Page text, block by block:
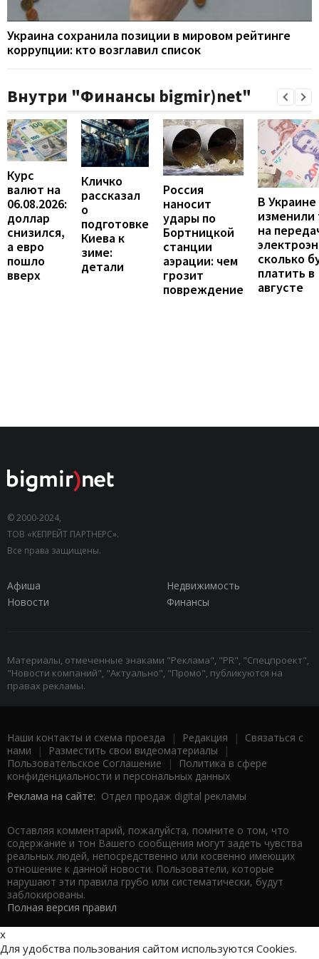
Украина сохранила позиции в мировом рейтинге
коррупции: кто возглавил список
Внутри "Финансы bigmir)net"
Курс
валют на
06.08.2026:
доллар
снизился,
а евро
пошло
вверх
Кличко
рассказал
о
подготовке
Киева к
зиме:
детали
Россия
наносит
удары по
Бортницкой
станции
аэрации: чем
грозит
повреждение
В Украине
на
сколько
платить в
августе
© 2000-2024,
ТОВ «КЕПРЕЙТ ПАРТНЕРС».
Все права защищены.
Афиша
Недвижимость
Новости
Финансы
Материалы, отмеченные знаками "Реклама", "PR", "Спецпроект",
"Новости компаний", "Актуально", "Промо", публикуются на
правах рекламы.
Наши контакты и схема проезда | Редакция | Связаться с
нами | Разместить свои видеоматериалы |
Пользовательское Соглашение |
Политика в сфере
конфиденциальности и персональных данных
Реклама на сайте: Отдел продаж digital рекламы
Оставляя комментарий, пожалуйста, помните о том, что
содержание и тон Вашего сообщения могут задеть чувства
реальных людей, непосредственно или косвенно имеющих
отношение к данной новости. Пользователи, которые
нарушают эти правила грубо или систематически, будут
заблокированы.
Полная версия правил
x
Для удобства пользования сайтом используются Cookies.